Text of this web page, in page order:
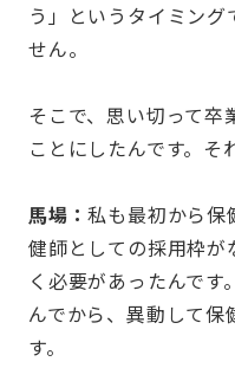
う」というタイミン
せん。
そこで、思い切って卒
ことにしたんです。そ
馬場：私も最初から保
健師としての採用枠
く必要があったんで
んでから、異動して
す。